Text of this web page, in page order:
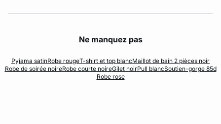
Ne manquez pas
Pyjama satinRobe rougeT-shirt et top blancMaillot de bain 2 pièces noir
Robe de soirée noireRobe courte noireGilet noirPull blancSoutien-gorge 85d
Robe rose